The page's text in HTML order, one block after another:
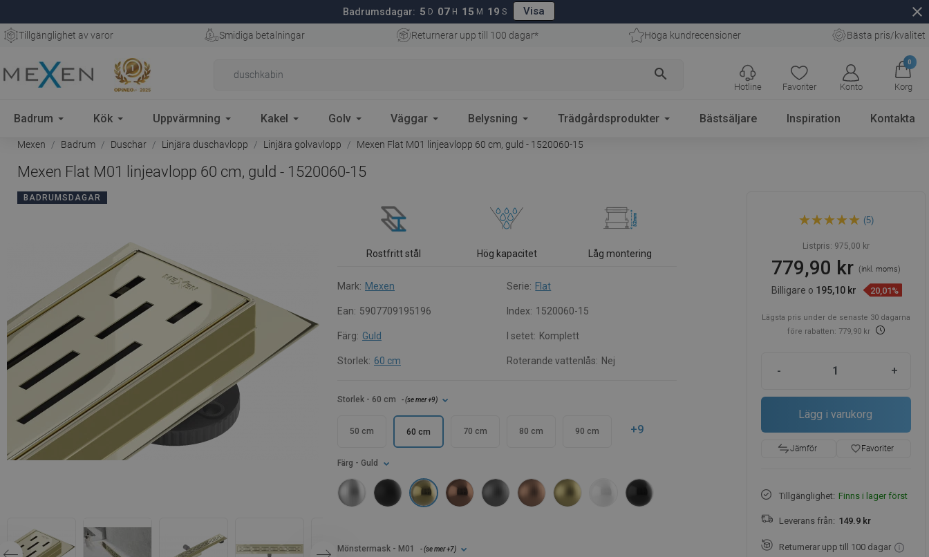
Badrumsdagar: 5 D 07 H 15 M 18 S Visa close
Tillgänglighet av varor Smidiga betalningar Returnerar upp till 100 dagar* Höga kundrecensioner Bästa pris/kvalitet
search
Favoriter Konto
0
Korg
Hotline
Badrum Kök Uppvärmning Kakel Golv Väggar Belysning Trädgårdsprodukter Bästsäljare Inspiration Kontakta
Mexen Badrum Duschar Linjära duschavlopp Linjära golvavlopp Mexen Flat M01 linjeavlopp 60 cm, guld - 1520060-15
Mexen Flat M01 linjeavlopp 60 cm, guld - 1520060-15
BADRUMSDAGAR
Rostfritt stål Hög kapacitet Låg montering
Mark: Mexen Serie: Flat
Ean: 5907709195196 Index: 1520060-15
Färg: Guld I setet: Komplett
Storlek: 60 cm Roterande vattenlås: Nej
Storlek - 60 cm - (se mer+9)
50 cm 60 cm 70 cm 80 cm 90 cm +9
Färg - Guld
Mönstermask - M01 - (se mer+7)
Mexen Flat M01 linjeavlopp
60 cm, guld - 1520060-15
(5)
Listpris: 975,00 kr
779,90 kr(inkl. moms)
Billigare o 195,10 kr 20,01%
Lägsta pris under de senaste 30 dagarna
före rabatten: 779,90 kr
- +
Lägg i varukorg
Jämför favorite_borderFavoriter
Tillgänglighet: Finns i lager först
Leverans från: 149.9 kr
Returnerar upp till 100 dagar